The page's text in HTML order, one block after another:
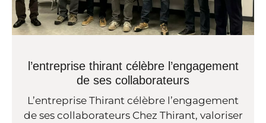
l’entreprise thirant célèbre l’engagement
de ses collaborateurs
L’entreprise Thirant célèbre l’engagement
de ses collaborateurs Chez Thirant, valoriser